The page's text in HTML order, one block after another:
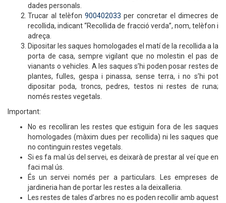
dades personals.
Trucar al telèfon 900402033 per concretar el dimecres de
recollida, indicant “Recollida de fracció verda”, nom, telèfon i
adreça.
Dipositar les saques homologades el matí de la recollida a la
porta de casa, sempre vigilant que no molestin el pas de
vianants o vehicles. A les saques s’hi poden posar restes de
plantes, fulles, gespa i pinassa, sense terra, i no s’hi pot
dipositar poda, troncs, pedres, testos ni restes de runa;
només restes vegetals.
Important:
No es recolliran les restes que estiguin fora de les saques
homologades (màxim dues per recollida) ni les saques que
no continguin restes vegetals.
Si es fa mal ús del servei, es deixarà de prestar al veí que en
faci mal ús.
És un servei només per a particulars. Les empreses de
jardineria han de portar les restes a la deixalleria.
Les restes de tales d’arbres no es poden recollir amb aquest